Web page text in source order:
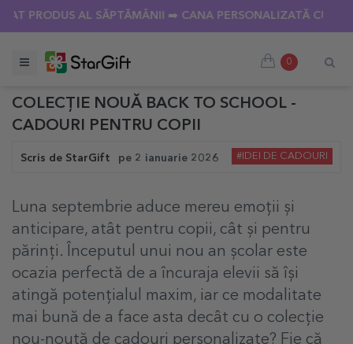
PRODUS AL SĂPTĂMÂNII ➡️ CANA PERSONALIZATĂ CU 18
0
COLECȚIE NOUĂ BACK TO SCHOOL -
CADOURI PENTRU COPII
Scris de StarGift pe 2 ianuarie 2026 #IDEI DE CADOURI
Luna septembrie aduce mereu emoții și
anticipare, atât pentru copii, cât și pentru
părinți. Începutul unui nou an școlar este
ocazia perfectă de a încuraja elevii să își
atingă potențialul maxim, iar ce modalitate
mai bună de a face asta decât cu o colecție
nou-nouță de cadouri personalizate? Fie că